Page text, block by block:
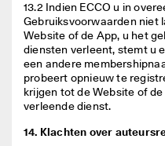
13.2 Indien ECCO u in
Gebruiksvoorwaarden niet
Website of de App, u het
diensten verleent, stemt u
een andere
probeert opnieuw te
krijgen tot de Website of
verleende dienst.
14. Klachten over